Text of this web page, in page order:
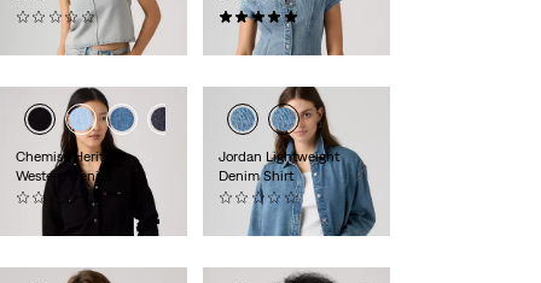
(0)
55,00 €
(1)
69,00 €
Chemise Heritage
Western Denim
(0)
Jordan Lightweight
Denim Shirt
(0)
99,00 €